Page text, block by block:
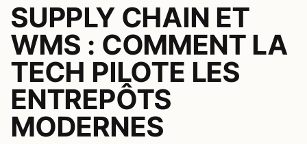
SUPPLY CHAIN ET
WMS : COMMENT LA
TECH PILOTE LES
ENTREPÔTS
MODERNES